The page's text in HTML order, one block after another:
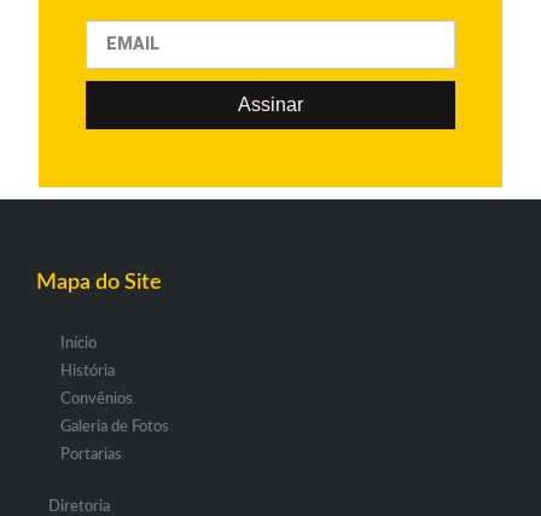
Assinar
Mapa do Site
Início
História
Convênios
Galeria de Fotos
Portarias
Diretoria